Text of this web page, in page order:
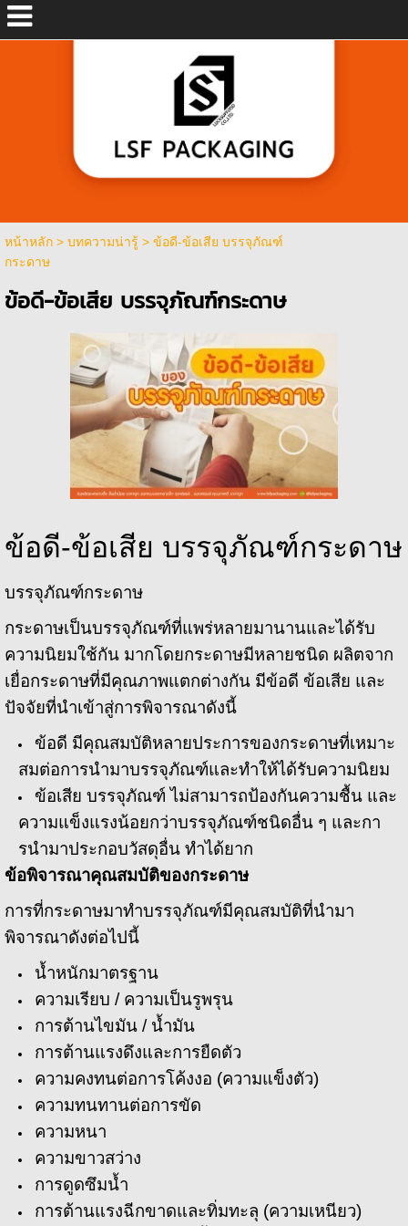
หน้าหลัก> บทความน่ารู้ > ข้อดี-ข้อเสีย บรรจุภัณฑ์
กระดาษ
ข้อดี-ข้อเสีย บรรจุภัณฑ์กระดาษ
ข้อดี-ข้อเสีย บรรจุภัณฑ์กระดาษ
บรรจุภัณฑ์กระดาษ
กระดาษเป็นบรรจุภัณฑ์ที่แพร่หลายมานานและได้รับ
ความนิยมใช้กัน มากโดยกระดาษมีหลายชนิด ผลิตจาก
เยื่อกระดาษที่มีคุณภาพแตกต่างกัน มีข้อดี ข้อเสีย และ
ปัจจัยที่นําเข้าสู่การพิจารณาดังนี้
ข้อดี มีคุณสมบัติหลายประการของกระดาษที่เหมาะ
สมต่อการนํามาบรรจุภัณฑ์และทําให้ได้รับความนิยม
ข้อเสีย บรรจุภัณฑ์ ไม่สามารถป้องกันความชื้น และ
ความแข็งแรงน้อยกว่าบรรจุภัณฑ์ชนิดอื่น ๆ และกา
รนํามาประกอบวัสดุอื่น ทำได้ยาก
ข้อพิจารณาคุณสมบัติของกระดาษ
การที่กระดาษมาทำบรรจุภัณฑ์มีคุณสมบัติที่นํามา
พิจารณาดังต่อไปนี้
น้ำหนักมาตรฐาน
ความเรียบ / ความเป็นรูพรุน
การต้านไขมัน / น้ำมัน
การต้านแรงดึงและการยืดตัว
ความคงทนต่อการโค้งงอ (ความแข็งตัว)
ความทนทานต่อการขัด
ความหนา
ความขาวสว่าง
การดูดซึมน้ำ
การต้านแรงฉีกขาดและทิ่มทะลุ (ความเหนียว)